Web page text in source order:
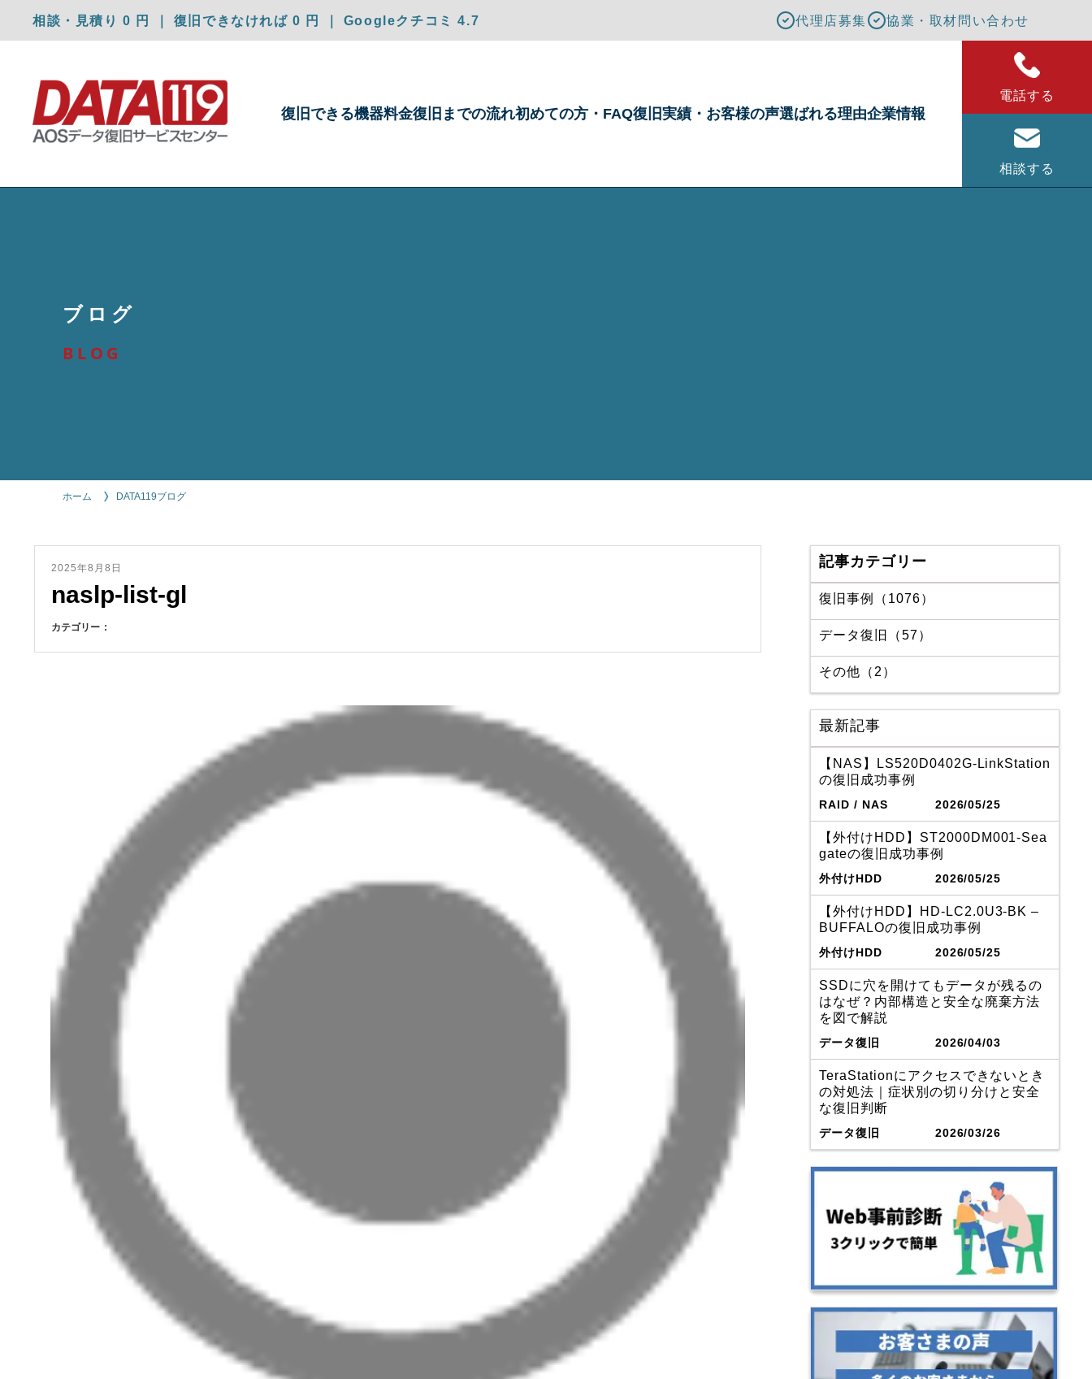
相談・見積り 0 円 ｜ 復旧できなければ 0 円 ｜ Googleクチコミ 4.7 代理店募集 協業・取材問い合わせ
復旧できる機器料金復旧までの流れ初めての方・ FAQ復旧実績・ お客様の声選ばれる理由企業情報
電話する
相談する
ブログ
BLOG
ホーム DATA119ブログ
2025年8月8日
naslp-list-gl
カテゴリー
記事カテゴリー
復旧事例（1076）
データ復旧（57）
その他（2）
最新記事
【NAS】LS520D0402G-LinkStation
の復旧成功事例
RAID / NAS 2026/05/25
【外付けHDD】ST2000DM001-Sea
gateの復旧成功事例
外付けHDD 2026/05/25
【外付けHDD】HD-LC2.0U3-BK –
BUFFALOの復旧成功事例
外付けHDD 2026/05/25
SSDに穴を開けてもデータが残るの
はなぜ？内部構造と安全な廃棄方法
を図で解説
データ復旧 2026/04/03
TeraStationにアクセスできないとき
の対処法｜症状別の切り分けと安全
な復旧判断
データ復旧 2026/03/26